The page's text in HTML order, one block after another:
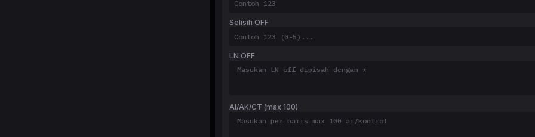
Selisih OFF
LN OFF
AI/AK/CT (max 100)